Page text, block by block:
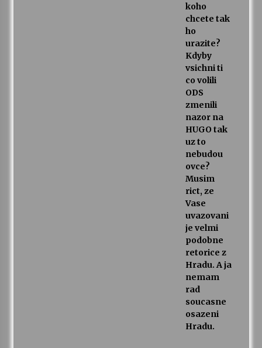
koho
chcete tak
ho
urazite?
Kdyby
vsichni ti
co volili
ODS
zmenili
nazor na
HUGO tak
uz to
nebudou
ovce?
Musim
rict, ze
Vase
uvazovani
je velmi
podobne
retorice z
Hradu. A ja
nemam
rad
soucasne
osazeni
Hradu.